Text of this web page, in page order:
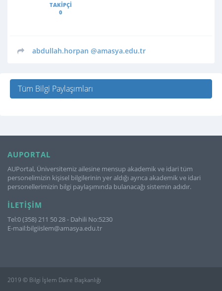
TAKIPÇI
0
abdullah.horpan @amasya.edu.tr
Tüm Bilgi Paylaşımları
AUPORTAL
AUPortal, Üniversitemiz ailesine mensup akademik ve idari tüm
personelimizin kişisel bilgilerinin yer aldığı ayrıca akademik ve idari
personellerimizin bilgi paylaşımında bulanacağı sistemin adıdır.
İLETIŞIM
Tel:0 (358) 211 50 28 - Dahili No:5230
E-mail:bilgiislem@amasya.edu.tr
2019 © Bilgi İşlem Daire Başkanlığı